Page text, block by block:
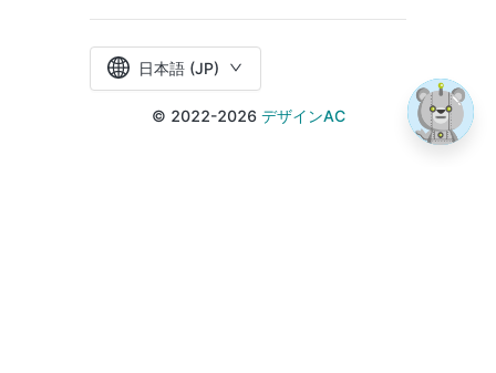
日本語 (JP)
© 2022-2026 デザインAC